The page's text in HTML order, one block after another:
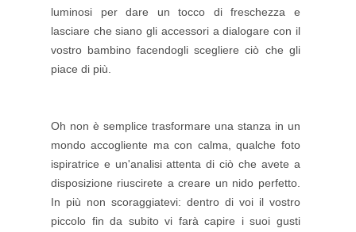
luminosi per dare un tocco di freschezza e
lasciare che siano gli accessori a dialogare con il
vostro bambino facendogli scegliere ciò che gli
piace di più.
Oh non è semplice trasformare una stanza in un
mondo accogliente ma con calma, qualche foto
ispiratrice e un'analisi attenta di ciò che avete a
disposizione riuscirete a creare un nido perfetto.
In più non scoraggiatevi: dentro di voi il vostro
piccolo fin da subito vi farà capire i suoi gusti